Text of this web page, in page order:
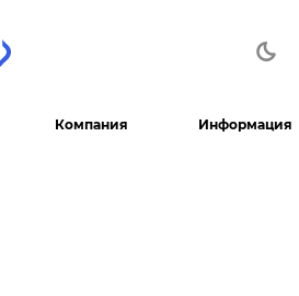
Компания Информация